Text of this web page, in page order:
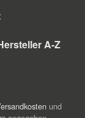
A-Z
und